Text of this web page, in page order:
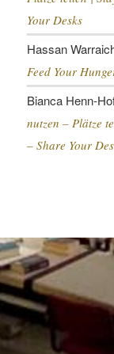
Your Desks
Hassan
Feed Your
Bianca Henn-
nutzen – Plätze
– Share Your